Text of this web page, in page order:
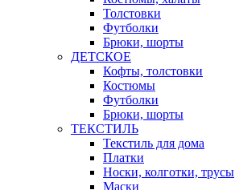
Толстовки
Футболки
Брюки, шорты
ДЕТСКОЕ
Кофты, толстовки
Костюмы
Футболки
Брюки, шорты
ТЕКСТИЛЬ
Текстиль для дома
Платки
Носки, колготки, трусы
Маски